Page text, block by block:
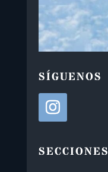
SÍGUENOS
SECCIONES